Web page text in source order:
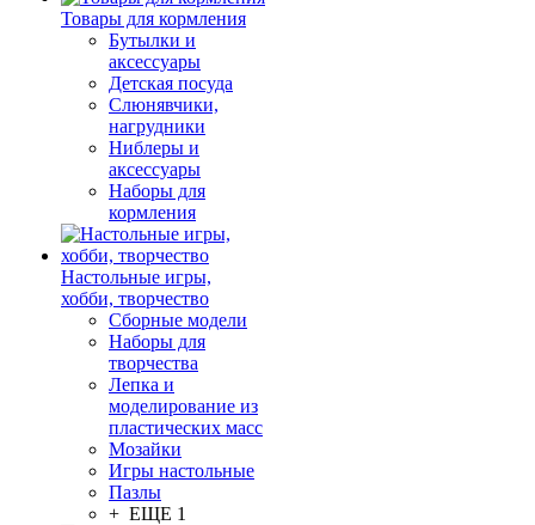
Товары для кормления
Бутылки и
аксессуары
Детская посуда
Слюнявчики,
нагрудники
Ниблеры и
аксессуары
Наборы для
кормления
Настольные игры,
хобби, творчество
Сборные модели
Наборы для
творчества
Лепка и
моделирование из
пластических масс
Мозайки
Игры настольные
Пазлы
+ ЕЩЕ 1